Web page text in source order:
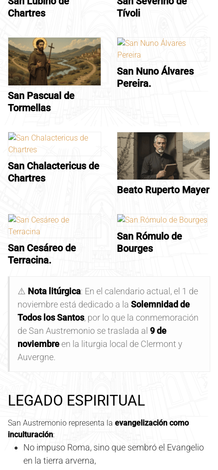
Chartres
Tívoli
San Pascual de
Tormellas
San Nuno Álvares
Pereira.
San Chalactericus de
Chartres
Beato Ruperto Mayer
San Cesáreo de
Terracina.
San Rómulo de
Bourges
⚠️ Nota litúrgica: En el calendario actual, el 1 de
noviembre está dedicado a la Solemnidad de
Todos los Santos, por lo que la conmemoración
de San Austremonio se traslada al 9 de
noviembreen la liturgia local de Clermont y
Auvergne.
LEGADO ESPIRITUAL
San Austremonio representa la evangelización como
inculturación:
No impuso Roma, sino que sembró el Evangelio
en la tierra arverna,